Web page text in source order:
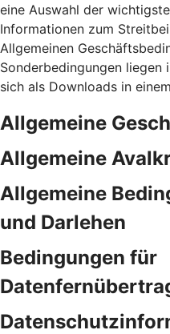
eine Auswahl der
Informationen zum
Allgemeinen
Sonderbedingungen
sich als Downloads in
Allgemeine
Allgemeine
Allgemeine
und Darlehen
Bedingungen für